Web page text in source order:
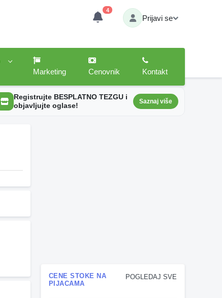
4
Prijavi se
Marketing
Cenovnik Kontakt
Registrujte BESPLATNO TEZGU i
objavljujte oglase!
Saznaj više
POGLEDAJ SVE
CENE STOKE NA
PIJACAMA